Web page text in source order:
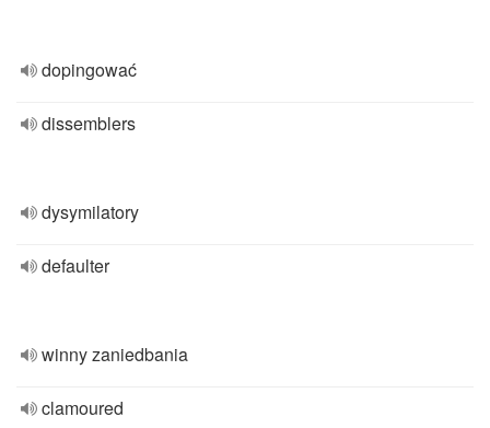
dopingować
dissemblers
dysymilatory
defaulter
winny zaniedbania
clamoured